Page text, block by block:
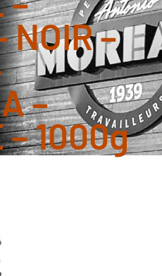
DE YOURI
NOIR –
–
– 1000g